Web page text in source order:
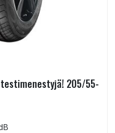
testimenestyjä! 205/55-